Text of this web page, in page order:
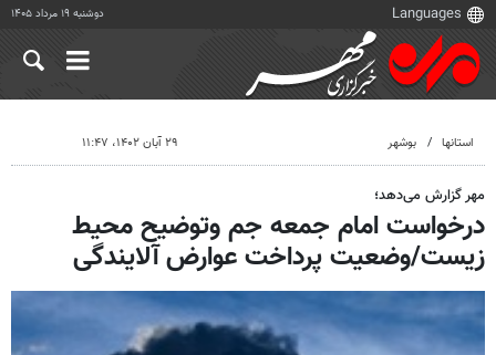
دوشنبه ۱۹ مرداد ۱۴۰۵
استانها بوشهر ۲۹ آبان ۱۴۰۲، ۱۱:۴۷
مهر گزارش می‌دهد؛
درخواست امام جمعه جم وتوضیح محیط
زیست/وضعیت پرداخت عوارض آلایندگی